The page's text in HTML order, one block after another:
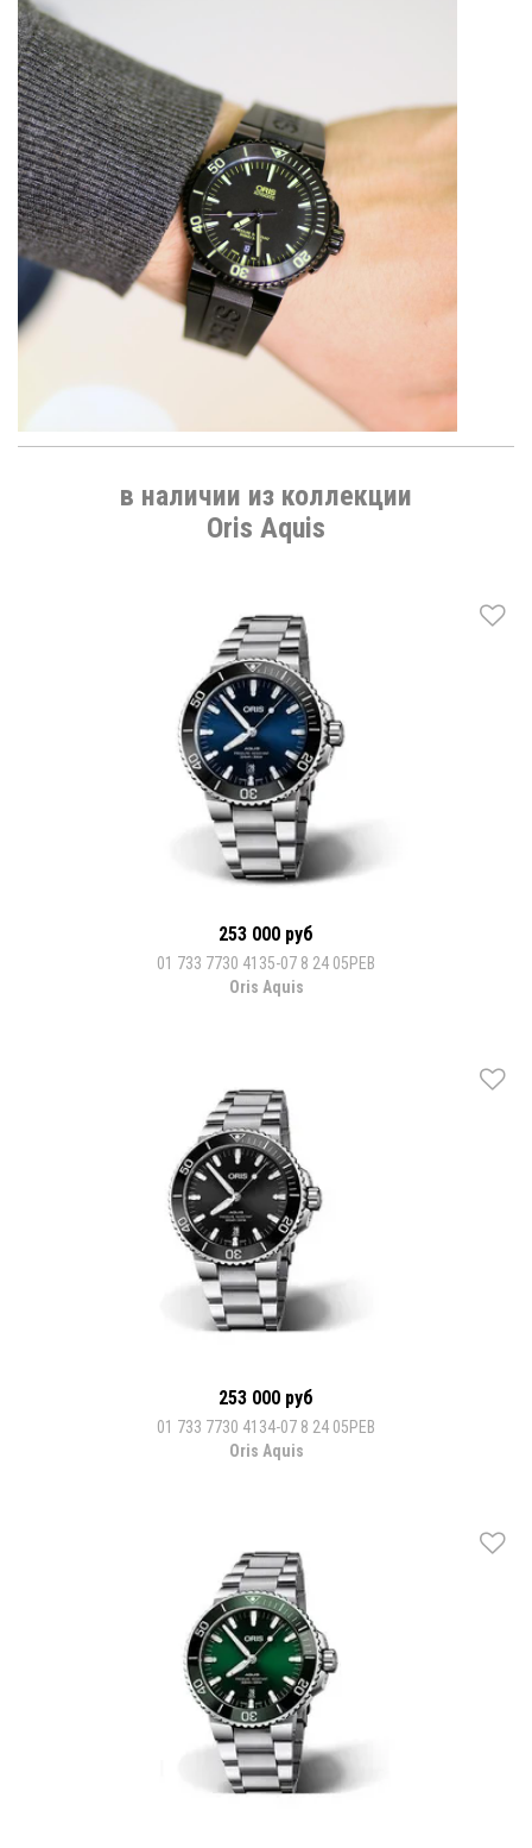
в наличии из коллекции
Oris Aquis
253 000 руб
01 733 7730 4135-07 8 24 05PEB
Oris Aquis
253 000 руб
01 733 7730 4134-07 8 24 05PEB
Oris Aquis